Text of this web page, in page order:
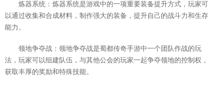
炼器系统：炼器系统是游戏中的一项重要装备提升方式，玩家可
以通过收集和合成材料，制作强大的装备，提升自己的战斗力和生存
能力。
领地争夺战：领地争夺战是蜀都传奇手游中一个团队作战的玩
法，玩家可以组建队伍，与其他公会的玩家一起争夺领地的控制权，
获取丰厚的奖励和特殊技能。